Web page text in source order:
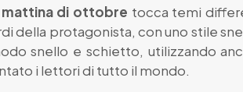
mattina di ottobre tocca temi
della protagonista, con uno stile
snello e schietto, utilizzando
i lettori di tutto il mondo.